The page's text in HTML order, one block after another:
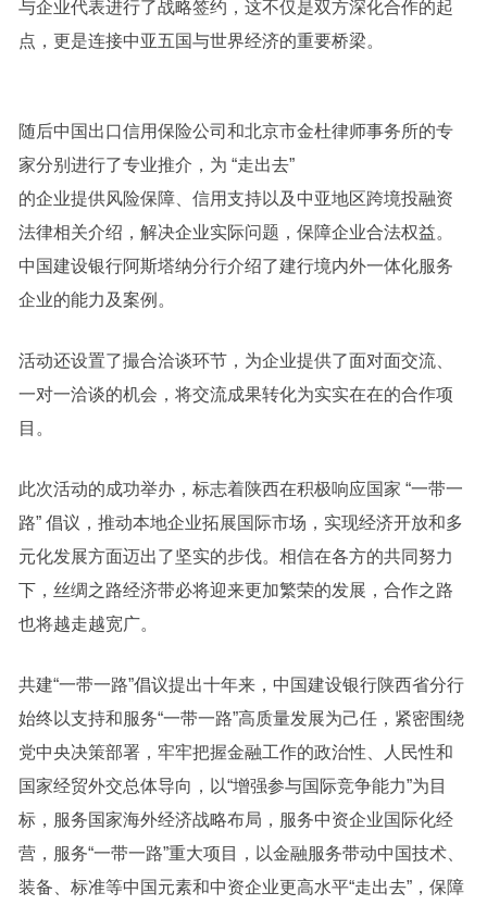
与企业代表进行了战略签约，这不仅是双方深化合作的起
点，更是连接中亚五国与世界经济的重要桥梁。
随后中国出口信用保险公司和北京市金杜律师事务所的专
家分别进行了专业推介，为 “走出去”
的企业提供风险保障、信用支持以及中亚地区跨境投融资
法律相关介绍，解决企业实际问题，保障企业合法权益。
中国建设银行阿斯塔纳分行介绍了建行境内外一体化服务
企业的能力及案例。
活动还设置了撮合洽谈环节，为企业提供了面对面交流、
一对一洽谈的机会，将交流成果转化为实实在在的合作项
目。
此次活动的成功举办，标志着陕西在积极响应国家 “一带一
路” 倡议，推动本地企业拓展国际市场，实现经济开放和多
元化发展方面迈出了坚实的步伐。相信在各方的共同努力
下，丝绸之路经济带必将迎来更加繁荣的发展，合作之路
也将越走越宽广。
共建“一带一路”倡议提出十年来，中国建设银行陕西省分行
始终以支持和服务“一带一路”高质量发展为己任，紧密围绕
党中央决策部署，牢牢把握金融工作的政治性、人民性和
国家经贸外交总体导向，以“增强参与国际竞争能力”为目
标，服务国家海外经济战略布局，服务中资企业国际化经
营，服务“一带一路”重大项目，以金融服务带动中国技术、
装备、标准等中国元素和中资企业更高水平“走出去”，保障